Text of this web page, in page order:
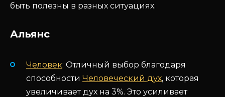
быть полезны в разных ситуациях.
Альянс
Человек: Отличный выбор благодаря
способности Человеческий дух, которая
увеличивает дух на 3%. Это усиливает